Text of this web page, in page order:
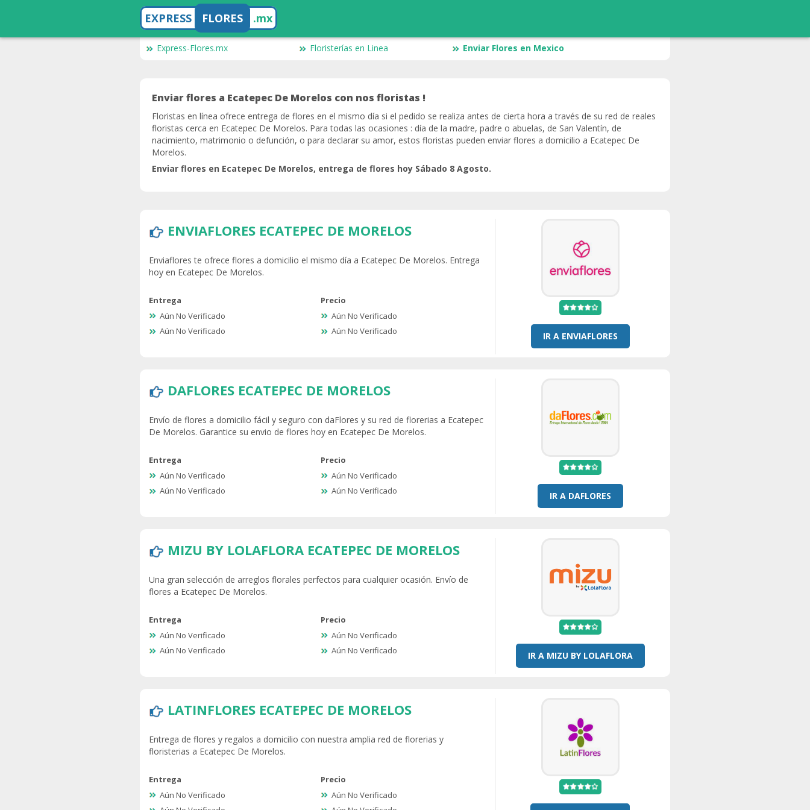
EXPRESS FLORES .mx
Express-Flores.mx Floristerías en Linea Enviar Flores en Mexico
Enviar flores a Ecatepec De Morelos con nos floristas !
Floristas en línea ofrece entrega de flores en el mismo día si el pedido se realiza antes de cierta hora a través de su red de reales
floristas cerca en Ecatepec De Morelos. Para todas las ocasiones : día de la madre, padre o abuelas, de San Valentín, de
nacimiento, matrimonio o defunción, o para declarar su amor, estos floristas pueden enviar flores a domicilio a Ecatepec De
Morelos.
Enviar flores en Ecatepec De Morelos, entrega de flores hoy Sábado 8 Agosto.
ENVIAFLORES ECATEPEC DE MORELOS
Enviaflores te ofrece flores a domicilio el mismo día a Ecatepec De Morelos. Entrega
hoy en Ecatepec De Morelos.
Entrega
Aún No Verificado
Aún No Verificado
Precio
Aún No Verificado
Aún No Verificado
IR A ENVIAFLORES
DAFLORES ECATEPEC DE MORELOS
Envío de flores a domicilio fácil y seguro con daFlores y su red de florerias a Ecatepec
De Morelos. Garantice su envio de flores hoy en Ecatepec De Morelos.
Entrega
Aún No Verificado
Aún No Verificado
Precio
Aún No Verificado
Aún No Verificado
IR A DAFLORES
MIZU BY LOLAFLORA ECATEPEC DE MORELOS
Una gran selección de arreglos florales perfectos para cualquier ocasión. Envío de
flores a Ecatepec De Morelos.
Entrega
Aún No Verificado
Aún No Verificado
Precio
Aún No Verificado
Aún No Verificado
IR A MIZU BY LOLAFLORA
LATINFLORES ECATEPEC DE MORELOS
Entrega de flores y regalos a domicilio con nuestra amplia red de florerias y
floristerias a Ecatepec De Morelos.
Entrega
Aún No Verificado
Precio
Aún No Verificado